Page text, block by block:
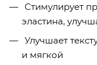
Стимулирует
эластина,
Улучшает
и мягкой